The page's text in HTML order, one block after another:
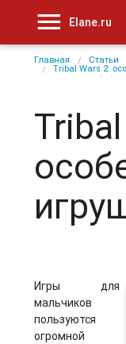
Elane.ru
Главная Статьи
Tribal Wars 2:
Игры для
мальчиков
пользуются
огромной